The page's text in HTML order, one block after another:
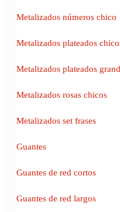
Metalizados números chico
Metalizados plateados
Metalizados plateados
Metalizados rosas chicos
Metalizados set frases
Guantes
Guantes de red cortos
Guantes de red largos